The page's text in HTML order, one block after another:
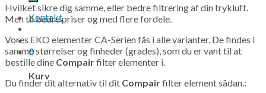
Kontakt
0
Kurv
Hvilket sikre dig samme, eller bedre filtrering af din trykluft.
Men til bedre priser og med flere fordele.
Vores EKO elementer CA-Serien fås i alle varianter. De findes i
samme størrelser og finheder (grades), som du er vant til at
bestille dine Compairfilter elementer i.
Du finder dit alternativ til dit Compairfilter element sådan.: